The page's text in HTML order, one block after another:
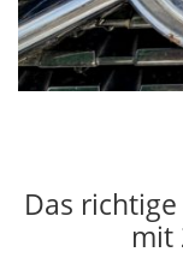
Das
mit